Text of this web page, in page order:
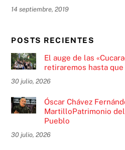
14 septiembre, 2019
POSTS RECIENTES
El auge de las
retiraremos hasta que
30 julio, 2026
Óscar Chávez
MartilloPatrimonio
Pueblo
30 julio, 2026